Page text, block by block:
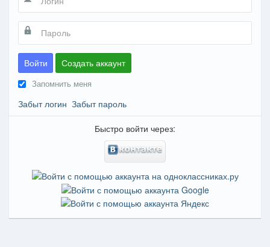
Войти Создать аккаунт
Запомнить меня
Забыт логин Забыт пароль
Быстро войти через: